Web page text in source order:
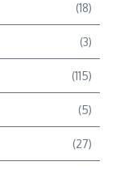
(18)
(3)
(115)
(5)
(27)